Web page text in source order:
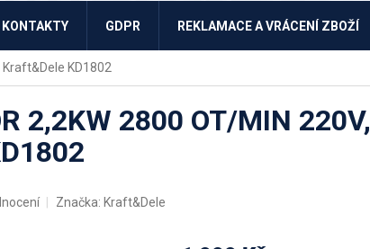
KONTAKTY GDPR REKLAMACE A VRÁCENÍ ZBOŽÍ
KD1802
2,2KW 2800 OT/MIN 220V,
Značka: Kraft&Dele